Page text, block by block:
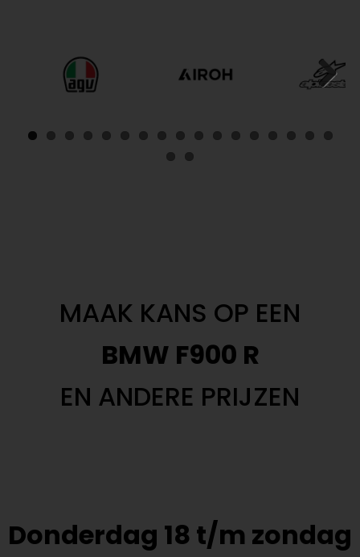
MAAK KANS OP EEN
BMW F900 R
EN ANDERE PRIJZEN
Donderdag 18 t/m zondag